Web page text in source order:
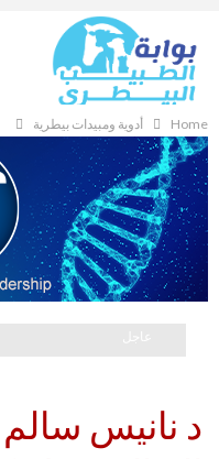
Home أدوية ومبيدات بيطرية
د نانيس